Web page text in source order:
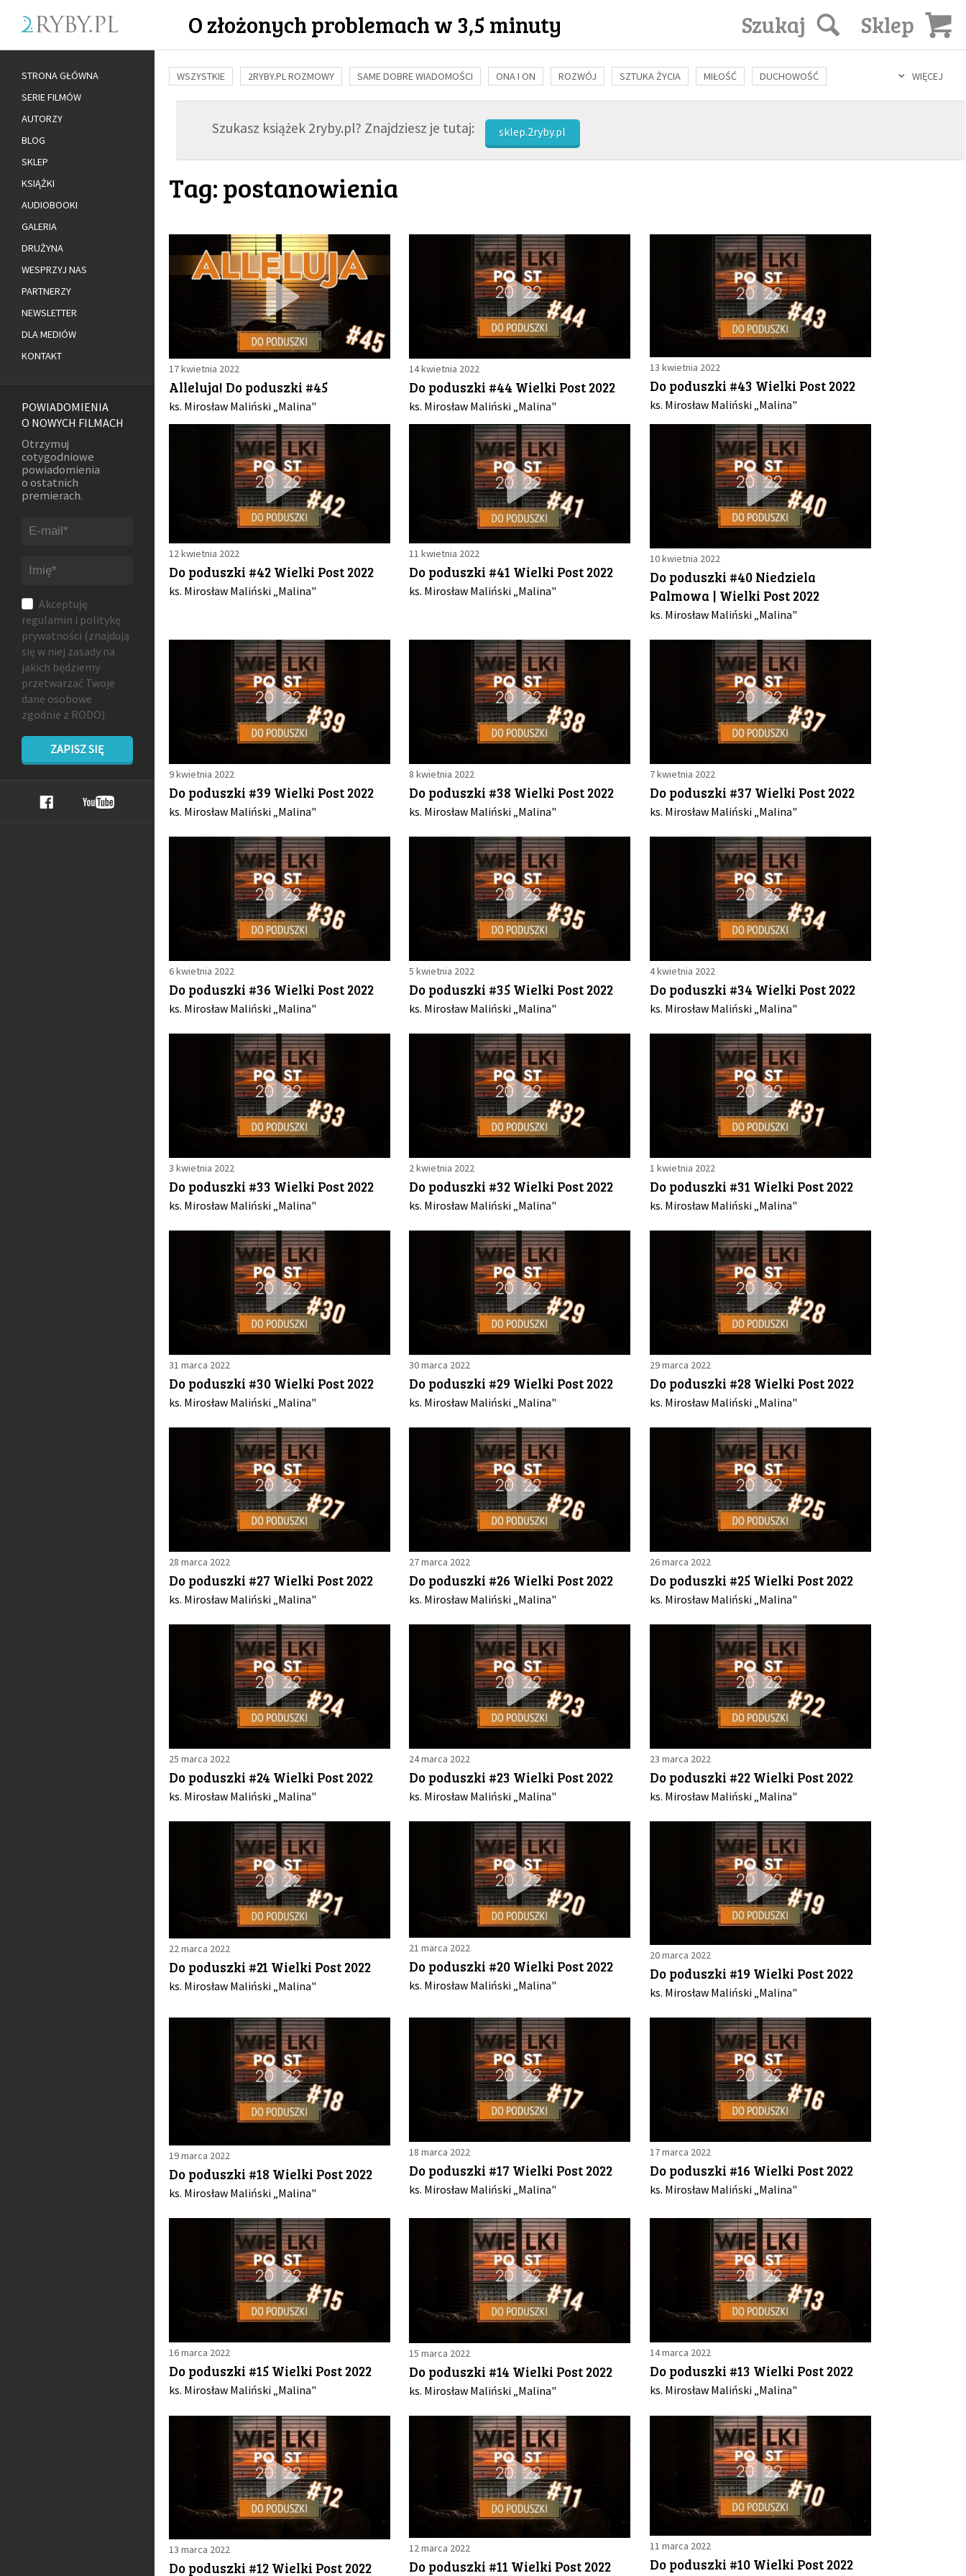
O złożonych problemach w 3,5 minuty Sklep
Szukaj
WIĘCEJ
WSZYSTKIE 2RYBY.PL ROZMOWY SAME DOBRE WIADOMOŚCI ONA I ON ROZWÓJ SZTUKA ŻYCIA MIŁOŚĆ DUCHOWOŚĆ
BUDOWANIE WIĘZI RODZINA NAUKA BIBLIA KOBIETA MĘŻCZYZNA RELIGIE FILOZOFIA KULTURA ŚWIĘCI SEKS IN VITRO
ADOPCJASzukasz książek 2ryby.pl? Znajdziesz je tutaj: sklep.2ryby.pl
Tag: postanowienia
17 kwietnia 2022
Alleluja! Do poduszki #45
ks. Mirosław Maliński „Malina"
14 kwietnia 2022
Do poduszki #44 Wielki Post 2022
ks. Mirosław Maliński „Malina"
13 kwietnia 2022
Do poduszki #43 Wielki Post 2022
ks. Mirosław Maliński „Malina"
12 kwietnia 2022
Do poduszki #42 Wielki Post 2022
ks. Mirosław Maliński „Malina"
11 kwietnia 2022
Do poduszki #41 Wielki Post 2022
ks. Mirosław Maliński „Malina"
10 kwietnia 2022
Do poduszki #40 Niedziela
Palmowa | Wielki Post 2022
ks. Mirosław Maliński „Malina"
9 kwietnia 2022
Do poduszki #39 Wielki Post 2022
ks. Mirosław Maliński „Malina"
8 kwietnia 2022
Do poduszki #38 Wielki Post 2022
ks. Mirosław Maliński „Malina"
7 kwietnia 2022
Do poduszki #37 Wielki Post 2022
ks. Mirosław Maliński „Malina"
6 kwietnia 2022
Do poduszki #36 Wielki Post 2022
ks. Mirosław Maliński „Malina"
5 kwietnia 2022
Do poduszki #35 Wielki Post 2022
ks. Mirosław Maliński „Malina"
4 kwietnia 2022
Do poduszki #34 Wielki Post 2022
ks. Mirosław Maliński „Malina"
3 kwietnia 2022
Do poduszki #33 Wielki Post 2022
ks. Mirosław Maliński „Malina"
2 kwietnia 2022
Do poduszki #32 Wielki Post 2022
ks. Mirosław Maliński „Malina"
1 kwietnia 2022
Do poduszki #31 Wielki Post 2022
ks. Mirosław Maliński „Malina"
31 marca 2022
Do poduszki #30 Wielki Post 2022
ks. Mirosław Maliński „Malina"
30 marca 2022
Do poduszki #29 Wielki Post 2022
ks. Mirosław Maliński „Malina"
29 marca 2022
Do poduszki #28 Wielki Post 2022
ks. Mirosław Maliński „Malina"
28 marca 2022
Do poduszki #27 Wielki Post 2022
ks. Mirosław Maliński „Malina"
27 marca 2022
Do poduszki #26 Wielki Post 2022
ks. Mirosław Maliński „Malina"
26 marca 2022
Do poduszki #25 Wielki Post 2022
ks. Mirosław Maliński „Malina"
25 marca 2022
Do poduszki #24 Wielki Post 2022
ks. Mirosław Maliński „Malina"
24 marca 2022
Do poduszki #23 Wielki Post 2022
ks. Mirosław Maliński „Malina"
23 marca 2022
Do poduszki #22 Wielki Post 2022
ks. Mirosław Maliński „Malina"
22 marca 2022
Do poduszki #21 Wielki Post 2022
ks. Mirosław Maliński „Malina"
21 marca 2022
Do poduszki #20 Wielki Post 2022
ks. Mirosław Maliński „Malina"
20 marca 2022
Do poduszki #19 Wielki Post 2022
ks. Mirosław Maliński „Malina"
19 marca 2022
Do poduszki #18 Wielki Post 2022
ks. Mirosław Maliński „Malina"
18 marca 2022
Do poduszki #17 Wielki Post 2022
ks. Mirosław Maliński „Malina"
17 marca 2022
Do poduszki #16 Wielki Post 2022
ks. Mirosław Maliński „Malina"
16 marca 2022
Do poduszki #15 Wielki Post 2022
ks. Mirosław Maliński „Malina"
15 marca 2022
Do poduszki #14 Wielki Post 2022
ks. Mirosław Maliński „Malina"
14 marca 2022
Do poduszki #13 Wielki Post 2022
ks. Mirosław Maliński „Malina"
13 marca 2022
Do poduszki #12 Wielki Post 2022
12 marca 2022
Do poduszki #11 Wielki Post 2022
11 marca 2022
Do poduszki #10 Wielki Post 2022
STRONA GŁÓWNA
SERIE FILMÓW
AUTORZY
BLOG
SKLEP
KSIĄŻKI
AUDIOBOOKI
GALERIA
DRUŻYNA
WESPRZYJ NAS
PARTNERZY
NEWSLETTER
DLA MEDIÓW
KONTAKT
POWIADOMIENIA
O NOWYCH FILMACH
Otrzymuj
cotygodniowe
powiadomienia
o ostatnich
premierach.
Akceptuję
regulamin i politykę
prywatności (znajdują
się w niej zasady na
jakich będziemy
przetwarzać Twoje
dane osobowe
zgodnie z RODO).
ZAPISZ SIĘ